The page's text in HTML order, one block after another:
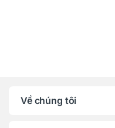
Về chúng tôi